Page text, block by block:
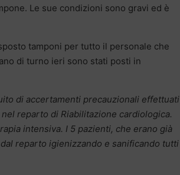
Le sue condizioni sono gravi ed è
tamponi per tutto il personale che
di turno ieri sono stati posti in
di accertamenti precauzionali effettuati
reparto di Riabilitazione cardiologica.
intensiva. I 5 pazienti, che erano già
reparto igienizzando e sanificando tutti